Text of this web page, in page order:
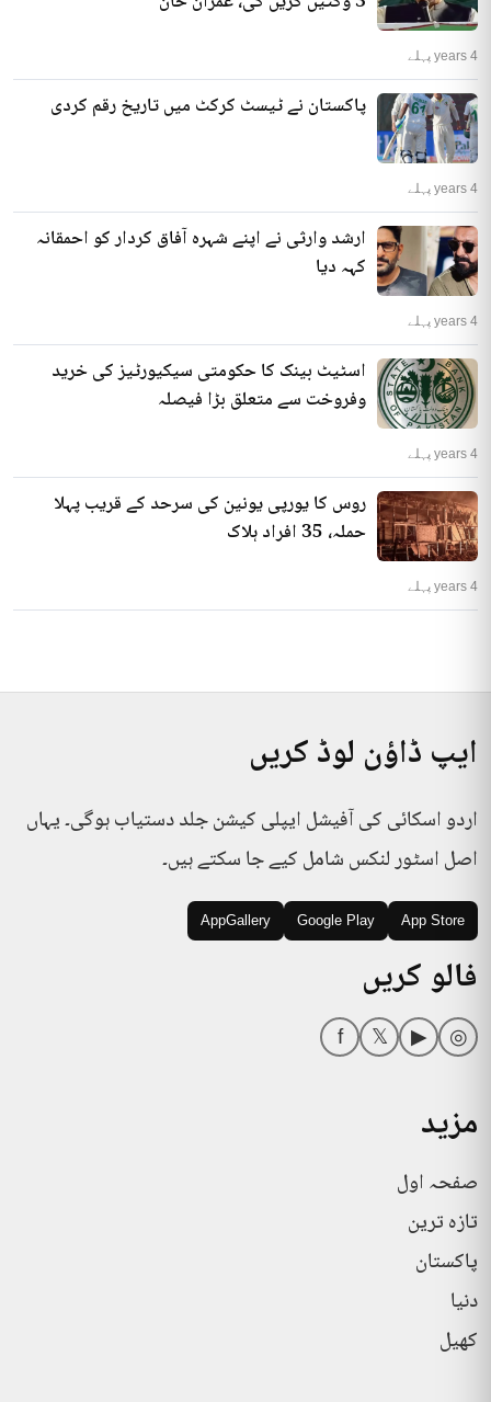
4 years پہلے
پاکستان نے ٹیسٹ کرکٹ میں تاریخ رقم کردی
4 years پہلے
ارشد وارثی نے اپنے شہرہ آفاق کردار کو احمقانہ
کہہ دیا
4 years پہلے
اسٹیٹ بینک کا حکومتی سیکیورٹیز کی خرید
وفروخت سے متعلق بڑا فیصلہ
4 years پہلے
روس کا یورپی یونین کی سرحد کے قریب پہلا
حملہ، 35 افراد ہلاک
4 years پہلے
ایپ ڈاؤن لوڈ کریں
اردو اسکائی کی آفیشل ایپلی کیشن جلد دستیاب ہوگی۔ یہاں
اصل اسٹور لنکس شامل کیے جا سکتے ہیں۔
App Store
Google Play
AppGallery
فالو کریں
◎
▶
𝕏
f
مزید
صفحہ اول
تازہ ترین
پاکستان
دنیا
کھیل